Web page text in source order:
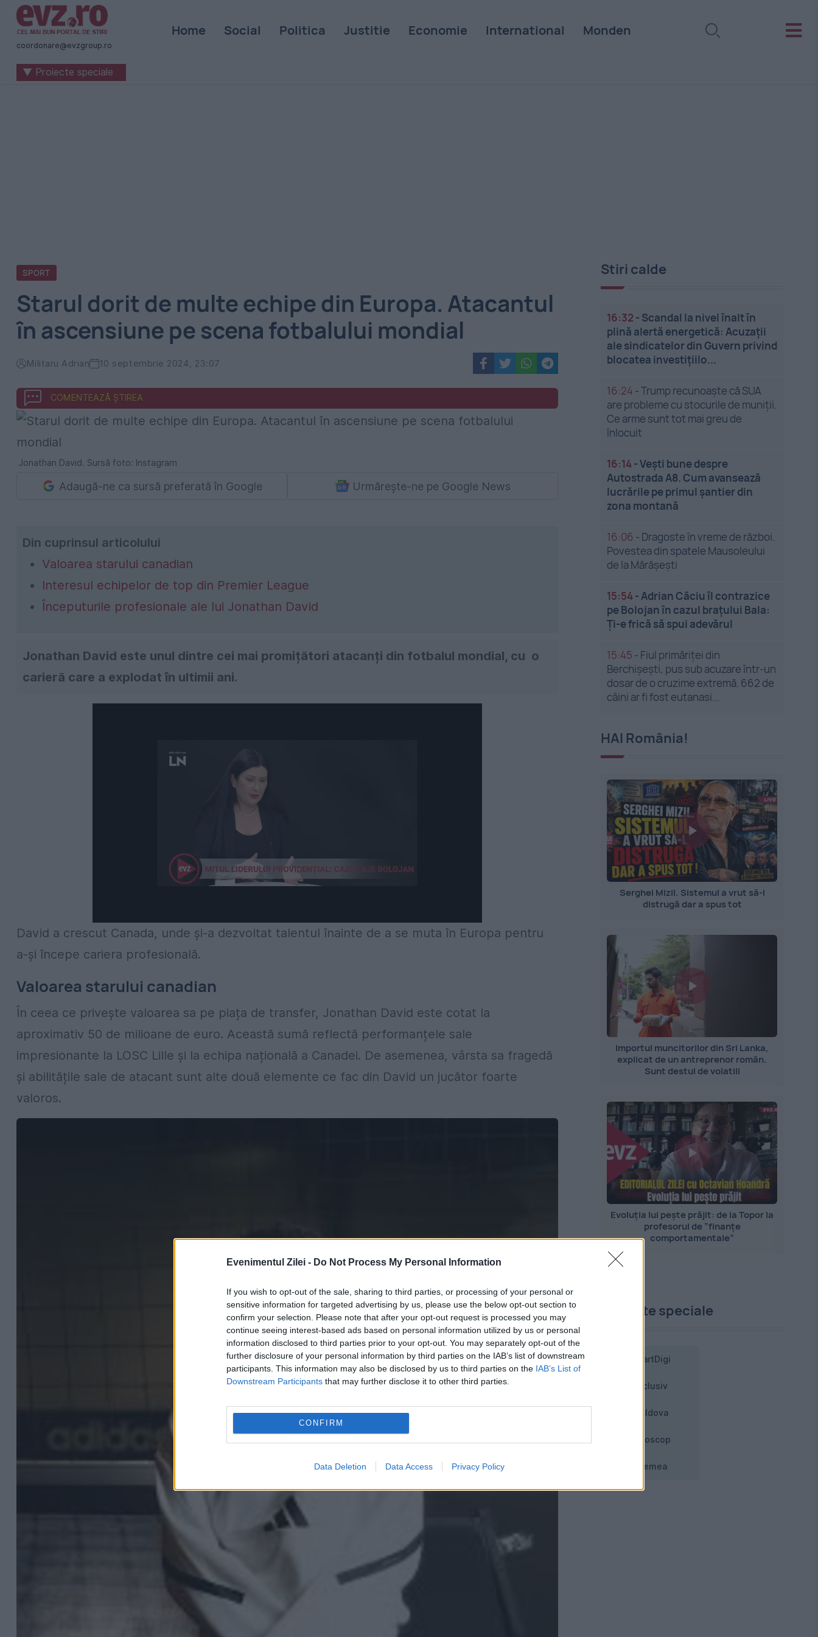
Evenimentul Zilei - Do Not Process My Personal Information
If you wish to opt-out of the sale, sharing to third parties, or processing of your personal or
sensitive information for targeted advertising by us, please use the below opt-out section to
confirm your selection. Please note that after your opt-out request is processed you may
continue seeing interest-based ads based on personal information utilized by us or personal
information disclosed to third parties prior to your opt-out. You may separately opt-out of the
further disclosure of your personal information by third parties on the IAB’s list of downstream
participants. This information may also be disclosed by us to third parties on the IAB’s List of
Downstream Participants that may further disclose it to other third parties.
CONFIRM
Data Deletion Data Access Privacy Policy
Știri
naționale
internaționale
coordonare@evzgroup.ro
Home Social Politica Justitie Economie International Monden
▼ Proiecte speciale
SPORT
Starul dorit de multe echipe din Europa. Atacantul
în ascensiune pe scena fotbalului mondial
Militaru Adrian 10 septembrie 2024, 23:07
COMENTEAZĂ ȘTIREA
Jonathan David. Sursă foto: Instagram
Adaugă-ne ca sursă preferată în Google Urmărește-ne pe Google News
Din cuprinsul articolului
Valoarea starului canadian
Interesul echipelor de top din Premier League
Începuturile profesionale ale lui Jonathan David
Jonathan David este unul dintre cei mai promițători atacanți din fotbalul mondial, cu o
carieră care a explodat în ultimii ani.
David a crescut Canada, unde și-a dezvoltat talentul înainte de a se muta în Europa pentru
a-și începe cariera profesională.
Valoarea starului canadian
În ceea ce privește valoarea sa pe piața de transfer, Jonathan David este cotat la
aproximativ 50 de milioane de euro. Această sumă reflectă performanțele sale
impresionante la LOSC Lille și la echipa națională a Canadei. De asemenea, vârsta sa fragedă
și abilitățile sale de atacant sunt alte două elemente ce fac din David un jucător foarte
valoros.
Stiri calde
16:32 - Scandal la nivel înalt în
plină alertă energetică: Acuzații
ale sindicatelor din Guvern privind
blocatea investițiilo...
16:24 -Trump recunoaște că SUA
are probleme cu stocurile de muniții.
Ce arme sunt tot mai greu de
înlocuit
16:14-Vești bune despre
Autostrada A8. Cum avansează
lucrările pe primul șantier din
zona montană
16:06 - Dragoste în vreme de război.
Povestea din spatele Mausoleului
de la Mărășești
15:54-Adrian Câciu îl contrazice
pe Bolojan în cazul brațului Bala:
Ți-e frică să spui adevărul
15:45 - Fiul primăriței din
Berchișești, pus sub acuzare într-un
dosar de o cruzime extremă. 662 de
câini ar fi fost eutanasi...
HAI România!
Serghei Mizil. Sistemul a vrut să-l
distrugă dar a spus tot
Importul muncitorilor din Sri Lanka,
explicat de un antreprenor român.
Sunt destul de volatili
Evoluția lui pește prăjit: de la Topor la
profesorul de ”finanțe
comportamentale”
Proiecte speciale
SmartDigi
Exclusiv
Moldova
Horoscop
Vremea